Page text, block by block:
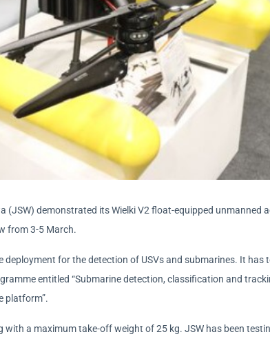
(JSW) demonstrated its Wielki V2 float-equipped unmanned
from 3-5 March.
deployment for the detection of USVs and submarines. It has
entitled “Submarine detection, classification and
platform”.
with a maximum take-off weight of 25 kg. JSW has been